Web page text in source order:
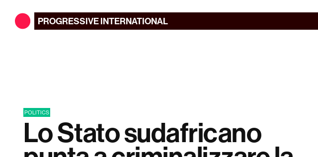
PROGRESSIVEINTERNATIONAL
POLITICS
Lo Stato sudafricano